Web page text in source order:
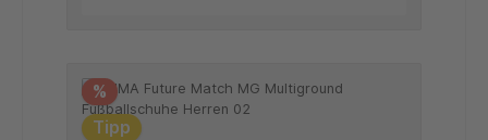
%
Tipp